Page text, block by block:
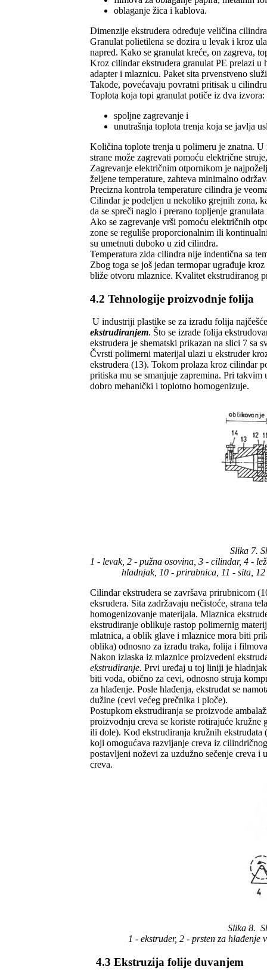
oblaganje žica i kablova.
Dimenzije ekstrudera određuje veličina
Granulat polietilena se dozira u levak i kroz
napred. Kako se granulat kreće, on zagreva,
Kroz cilindar ekstrudera granulat PE prelazi u
adapter i mlaznicu. Paket sita prvenstveno
Takođe, povećavaju povratni pritisak u
Toplota koja topi granulat potiče iz dva izvora:
spoljne zagrevanje i
unutrašnja toplota trenja koja se javlja
Količina toplote trenja u polimeru je znatna.
strane može zagrevati pomoću električne
Zagrevanje električnim otpornikom je
željene temperature, zahteva minimalno
Precizna kontrola temperature cilindra je
Cilindar je podeljen u nekoliko grejnih zona,
da se spreči naglo i prerano topljenje
Ako se zagrevanje vrši pomoću električnih
zone se reguliše proporcionalnim ili
su umetnuti duboko u zid cilindra.
Temperatura zida cilindra nije indentična sa
Zbog toga se još jedan termopar ugrađuje
bliže otvoru mlaznice. Kvalitet ekstrudiranog
4.2 Tehnologije proizvodnje folija
U industriji plastike se za izradu folija
ekstrudiranjem. Što se izrade folija
ekstrudera je shematski prikazan na slici 7 sa
Čvrsti polimerni materijal ulazi u ekstruder
ekstrudera (13). Tokom prolaza kroz cilindar
pritiska mu se smanjuje zapremina. Pri
dobro mehanički i toplotno homogenizuje.
Slika 7.
1 - levak, 2 - pužna osovina, 3 - cilindar, 4 -
hladnjak, 10 - prirubnica, 11 - sita,
Cilindar ekstrudera se završava prirubnicom
eksrudera. Sita zadržavaju nečistoće, strana
homogenizovanje materijala. Mlaznica
ekstrudiranje oblikuje rastop polimernig
mlatnica, a oblik glave i mlaznice mora biti
oblika) odnosno za izradu traka, folija i
Nakon izlaska iz mlaznice proizvedeni
ekstrudiranje. Prvi uređaj u toj liniji je
biti voda, obično za cevi, odnosno struja
za hlađenje. Posle hlađenja, ekstrudat se
dužine (cevi većeg prečnika i ploče).
Postupkom ekstrudiranja se proizvode
proizvodnju creva se koriste rotirajuće kružne
ili dole). Kod ekstrudiranja kružnih ekstrudata
koji omogućava razvijanje creva iz
postavljeni noževi za uzdužno sečenje creva
creva.
Slika 8.
1 - ekstruder, 2 - prsten za hlađenje
4.3 Ekstruzija folije duvanjem